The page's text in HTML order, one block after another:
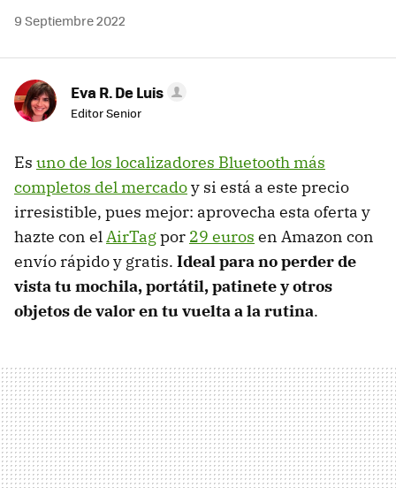
9 Septiembre 2022
Eva R. De Luis
Editor Senior
Es uno de los localizadores Bluetooth más
completos del mercadoy si está a este precio
irresistible, pues mejor: aprovecha esta oferta y
hazte con elAirTagpor 29 euros en Amazon con
envío rápido y gratis. Ideal para no perder de
vista tu mochila, portátil, patinete y otros
objetos de valor en tu vuelta a la rutina.